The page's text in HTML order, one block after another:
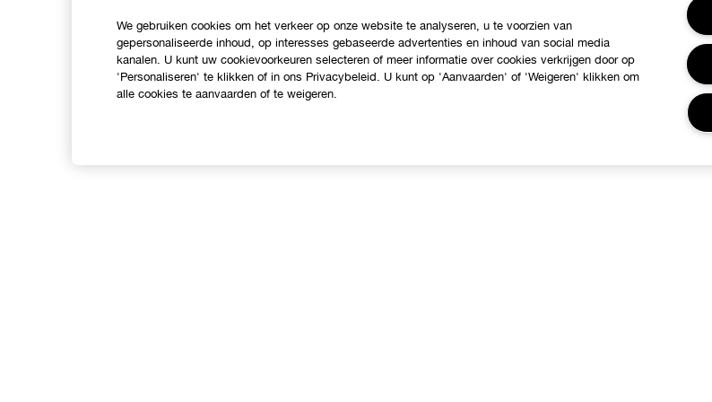
We gebruiken cookies om het verkeer op onze website te analyseren, u te voorzien van
gepersonaliseerde inhoud, op interesses gebaseerde advertenties en inhoud van social media
kanalen. U kunt uw cookievoorkeuren selecteren of meer informatie over cookies verkrijgen door op
'Personaliseren' te klikken of in ons Privacybeleid. U kunt op 'Aanvaarden' of 'Weigeren' klikken om
alle cookies te aanvaarden of te weigeren.